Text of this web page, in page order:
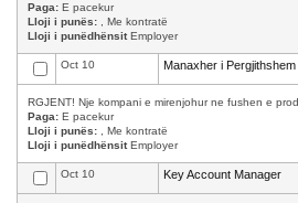
Paga: E pacekur
Lloji i punës: , Me kontratë
Lloji i punëdhënsitEmployer
Oct 10 Manaxher i Pergjithshem
RGJENT! Nje kompani e mirenjohur ne fushen e
Paga: E pacekur
Lloji i punës: , Me kontratë
Lloji i punëdhënsitEmployer
Oct 10 Key Account Manager